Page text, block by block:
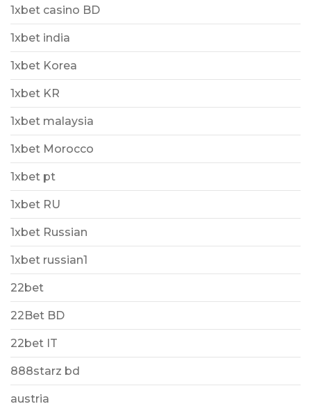
1xbet casino BD
1xbet india
1xbet Korea
1xbet KR
1xbet malaysia
1xbet Morocco
1xbet pt
1xbet RU
1xbet Russian
1xbet russian1
22bet
22Bet BD
22bet IT
888starz bd
austria